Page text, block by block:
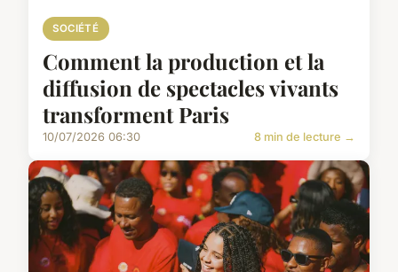
SOCIÉTÉ
Comment la production et la
diffusion de spectacles vivants
transforment Paris
10/07/2026 06:30 8 min de lecture →